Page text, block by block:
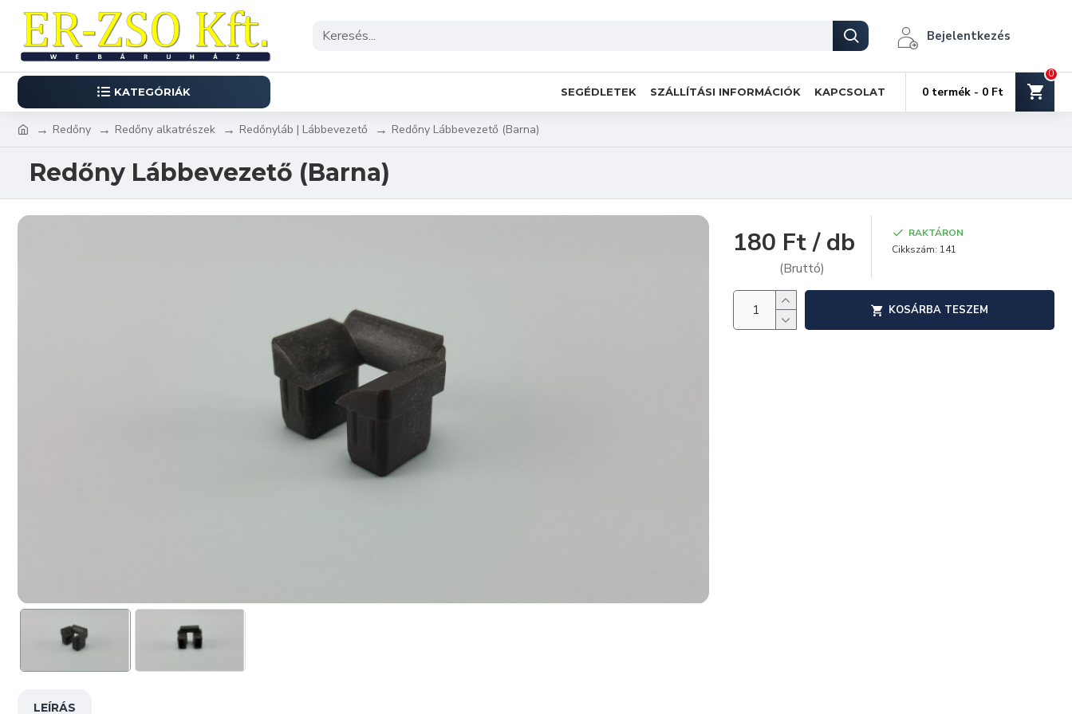
Bejelentkezés
KATEGÓRIÁK SEGÉDLETEK SZÁLLÍTÁSI INFORMÁCIÓK KAPCSOLAT 0 termék - 0 Ft
0
Redőny Redőny alkatrészek Redőnyláb | Lábbevezető Redőny Lábbevezető (Barna)
Redőny Lábbevezető (Barna)
LEÍRÁS
180 Ft / db
(Bruttó)
RAKTÁRON
Cikkszám: 141
KOSÁRBA TESZEM